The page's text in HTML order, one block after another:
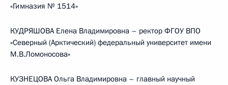
«Гимназия № 1514»
КУДРЯШОВА Елена Владимировна – ректор ФГОУ ВПО
«Северный (Арктический) федеральный университет имени
М.В.Ломоносова»
КУЗНЕЦОВА Ольга Владимировна – главный научный